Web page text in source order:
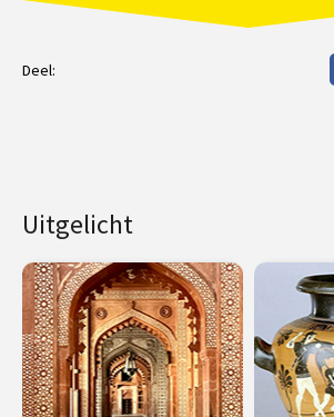
Deel:
Uitgelicht